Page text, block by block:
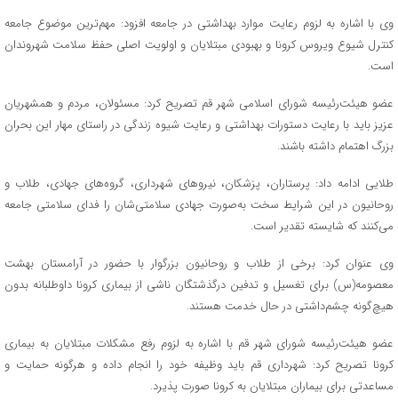
وی با اشاره به لزوم رعایت موارد بهداشتی در جامعه افزود: مهم‌ترین موضوع جامعه
کنترل شیوع ویروس کرونا و بهبودی مبتلایان و اولویت اصلی حفظ سلامت شهروندان
است.
عضو هیئت‌رئیسه شورای اسلامی شهر قم تصریح کرد: مسئولان، مردم و همشهریان
عزیز باید با رعایت دستورات بهداشتی و رعایت شیوه زندگی در راستای مهار این بحران
بزرگ اهتمام داشته باشند.
طلایی ادامه داد: پرستاران، پزشکان، نیروهای شهرداری، گروه‌های جهادی، طلاب و
روحانیون در این شرایط سخت به‌صورت جهادی سلامتی‌شان را فدای سلامتی جامعه
می‌کنند که شایسته تقدیر است.
وی عنوان کرد: برخی از طلاب و روحانیون بزرگوار با حضور در آرامستان بهشت
معصومه(س) برای تغسیل و تدفین درگذشتگان ناشی از بیماری کرونا داوطلبانه بدون
هیچ‌گونه چشم‌داشتی در حال خدمت هستند.
عضو هیئت‌رئیسه شورای شهر قم با اشاره به لزوم رفع مشکلات مبتلایان به بیماری
کرونا تصریح کرد: شهرداری قم باید وظیفه خود را انجام داده و هرگونه حمایت و
مساعدتی برای بیماران مبتلایان به کرونا صورت پذیرد.